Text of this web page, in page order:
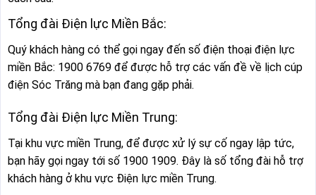
Tổng đài Điện lực Miền Bắc:
Quý khách hàng có thể gọi ngay đến số điện thoại điện lực
miền Bắc: 1900 6769 để được hỗ trợ các vấn đề về lịch cúp
điện Sóc Trăng mà bạn đang gặp phải.
Tổng đài Điện lực Miền Trung:
Tại khu vực miền Trung, để được xử lý sự cố ngay lập tức,
bạn hãy gọi ngay tới số 1900 1909. Đây là số tổng đài hỗ trợ
khách hàng ở khu vực Điện lực miền Trung.